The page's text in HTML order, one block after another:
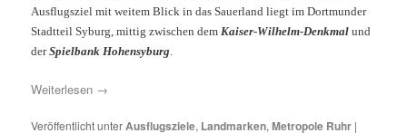
Ausflugsziel mit weitem Blick in das Sauerland liegt im Dortmunder
Stadtteil Syburg, mittig zwischen demKaiser-Wilhelm-Denkmal und
derSpielbank Hohensyburg.
Weiterlesen →
Veröffentlicht unterAusflugsziele, Landmarken,Metropole Ruhr |